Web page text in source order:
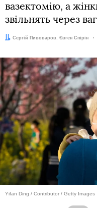
вазектомію, а
звільнять через
Автор:
Сергій Пивоваров
Редактор: Євген Спірін
Yifan Ding / Contributor / Getty Images